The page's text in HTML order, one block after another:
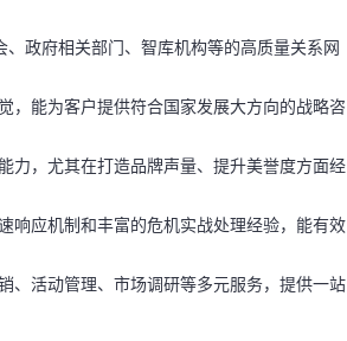
政府相关部门、智库机构等的高质量关系网
，能为客户提供符合国家发展大方向的战略咨
力，尤其在打造品牌声量、提升美誉度方面经
响应机制和丰富的危机实战处理经验，能有效
、活动管理、市场调研等多元服务，提供一站